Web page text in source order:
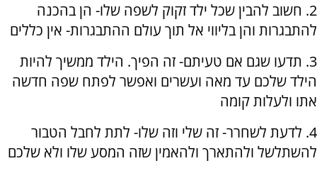
2. חשוב להבין שכל ילד זקוק לשפה שלו- הן בהכנה
להתבגרות והן בליווי אל תוך עולם ההתבגרות- אין כללים
3. תדעו שגם אם טעיתם- זה הפיך. הילד ממשיך להיות
הילד שלכם עד מאה ועשרים ואפשר לפתח שפה חדשה
אתו ולעלות קומה
4. לדעת לשחרר- זה שלי וזה שלו- לתת לחבל הטבור
להשתלשל ולהתארך ולהאמין שזה המסע שלו ולא שלכם